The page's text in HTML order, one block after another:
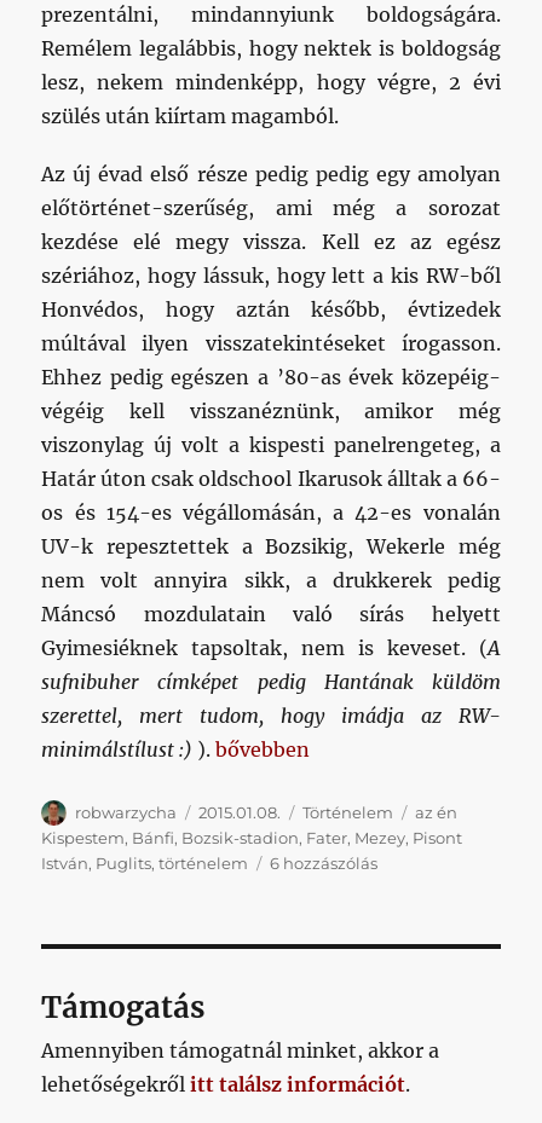
prezentálni, mindannyiunk boldogságára.
Remélem legalábbis, hogy nektek is boldogság
lesz, nekem mindenképp, hogy végre, 2 évi
szülés után kiírtam magamból.
Az új évad első része pedig pedig egy amolyan
előtörténet-szerűség, ami még a sorozat
kezdése elé megy vissza. Kell ez az egész
szériához, hogy lássuk, hogy lett a kis RW-ből
Honvédos, hogy aztán később, évtizedek
múltával ilyen visszatekintéseket írogasson.
Ehhez pedig egészen a ’80-as évek közepéig-
végéig kell visszanéznünk, amikor még
viszonylag új volt a kispesti panelrengeteg, a
Határ úton csak oldschool Ikarusok álltak a 66-
os és 154-es végállomásán, a 42-es vonalán
UV-k repesztettek a Bozsikig, Wekerle még
nem volt annyira sikk, a drukkerek pedig
Máncsó mozdulatain való sírás helyett
Gyimesiéknek tapsoltak, nem is keveset. (A
sufnibuher címképet pedig Hantának küldöm
szerettel, mert tudom, hogy imádja az RW-
minimálstílust :) ).„Az én Kispest-Honvéd sztorim
bővebben
Szerző
robwarzycha Közzétéve
2015.01.08. Kategória
Történelem Címke
az én
Kispestem, Bánfi, Bozsik-stadion, Fater, Mezey, Pisont
István, Puglits,történelem 6 hozzászólásAz
rész
bejegyzéshez
Támogatás
Amennyiben támogatnál minket, akkor a
lehetőségekrőlitt találsz információt.